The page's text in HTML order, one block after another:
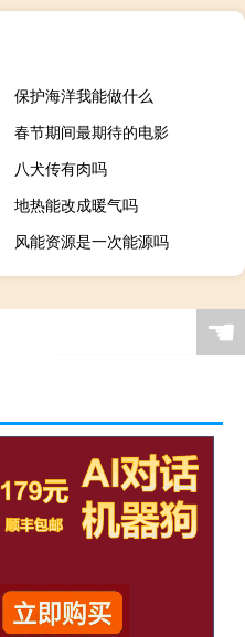
保护海洋我能做什么
春节期间最期待的电影
八犬传有肉吗
地热能改成暖气吗
风能资源是一次能源吗
☚